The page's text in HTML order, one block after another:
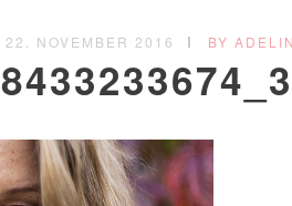
22. NOVEMBER 2016 BY